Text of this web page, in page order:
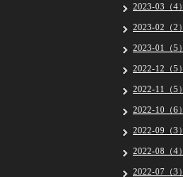
2023-03（4）
2023-02（2）
2023-01（5）
2022-12（5）
2022-11（5）
2022-10（6）
2022-09（3）
2022-08（4）
2022-07（3）